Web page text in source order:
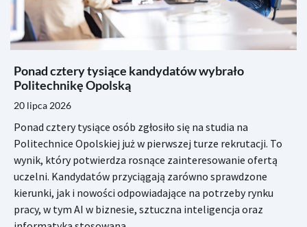
Ponad cztery tysiące kandydatów wybrało
Politechnikę Opolską
20 lipca 2026
Ponad cztery tysiące osób zgłosiło się na studia na
Politechnice Opolskiej już w pierwszej turze rekrutacji. To
wynik, który potwierdza rosnące zainteresowanie ofertą
uczelni. Kandydatów przyciągają zarówno sprawdzone
kierunki, jak i nowości odpowiadające na potrzeby rynku
pracy, w tym AI w biznesie, sztuczna inteligencja oraz